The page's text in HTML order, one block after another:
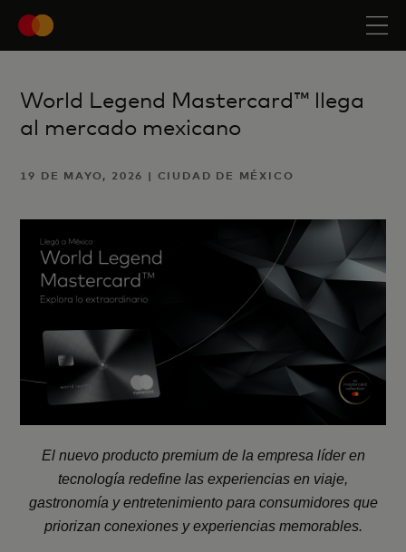
World Legend Mastercard™ llega
al mercado mexicano
19 DE MAYO, 2026 | CIUDAD DE MÉXICO
El nuevo producto premium de la empresa líder en
tecnología redefine las experiencias en viaje,
gastronomía y entretenimiento para consumidores que
priorizan conexiones y experiencias memorables.